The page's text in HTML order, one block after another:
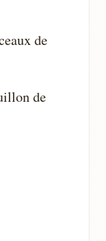
de
de